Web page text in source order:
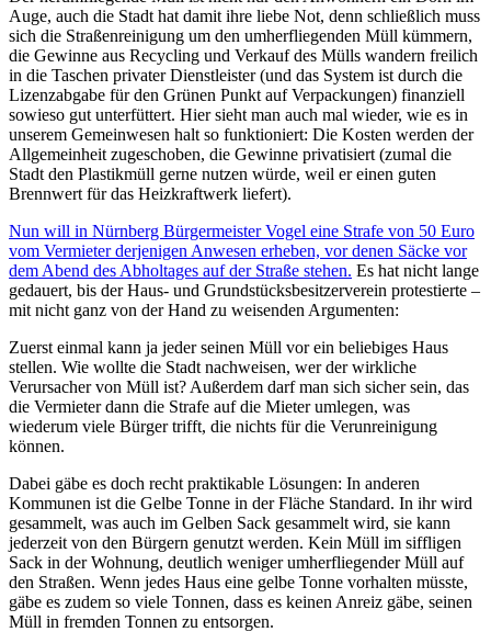
Auge, auch die Stadt hat damit ihre liebe Not, denn schließlich muss
sich die Straßenreinigung um den umherfliegenden Müll kümmern,
die Gewinne aus Recycling und Verkauf des Mülls wandern freilich
in die Taschen privater Dienstleister (und das System ist durch die
Lizenzabgabe für den Grünen Punkt auf Verpackungen) finanziell
sowieso gut unterfüttert. Hier sieht man auch mal wieder, wie es in
unserem Gemeinwesen halt so funktioniert: Die Kosten werden der
Allgemeinheit zugeschoben, die Gewinne privatisiert (zumal die
Stadt den Plastikmüll gerne nutzen würde, weil er einen guten
Brennwert für das Heizkraftwerk liefert).
Nun will in Nürnberg Bürgermeister Vogel eine Strafe von 50 Euro
vom Vermieter derjenigen Anwesen erheben, vor denen Säcke vor
dem Abend des Abholtages auf der Straße stehen. Es hat nicht lange
gedauert, bis der Haus- und Grundstücksbesitzerverein protestierte –
mit nicht ganz von der Hand zu weisenden Argumenten:
Zuerst einmal kann ja jeder seinen Müll vor ein beliebiges Haus
stellen. Wie wollte die Stadt nachweisen, wer der wirkliche
Verursacher von Müll ist? Außerdem darf man sich sicher sein, das
die Vermieter dann die Strafe auf die Mieter umlegen, was
wiederum viele Bürger trifft, die nichts für die Verunreinigung
können.
Dabei gäbe es doch recht praktikable Lösungen: In anderen
Kommunen ist die Gelbe Tonne in der Fläche Standard. In ihr wird
gesammelt, was auch im Gelben Sack gesammelt wird, sie kann
jederzeit von den Bürgern genutzt werden. Kein Müll im siffligen
Sack in der Wohnung, deutlich weniger umherfliegender Müll auf
den Straßen. Wenn jedes Haus eine gelbe Tonne vorhalten müsste,
gäbe es zudem so viele Tonnen, dass es keinen Anreiz gäbe, seinen
Müll in fremden Tonnen zu entsorgen.